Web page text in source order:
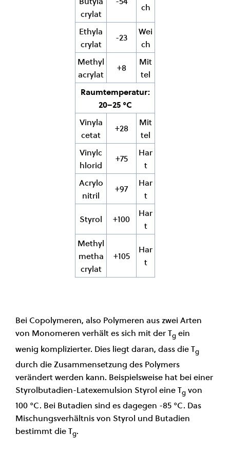
crylat
ch
Ethyla
crylat
-23
Wei
ch
Methyl
acrylat
+8
Mit
tel
Raumtemperatur:
20–25 °C
Vinyla
cetat
+28
Mit
tel
Vinylc
hlorid
+75
Har
t
Acrylo
nitril
+97
Har
t
Styrol
+100
Har
t
Methyl
metha
crylat
+105
Har
t
Bei Copolymeren, also Polymeren aus zwei Arten
von Monomeren verhält es sich mit der Tg ein
wenig komplizierter. Dies liegt daran, dass die Tg
durch die Zusammensetzung des Polymers
verändert werden kann. Beispielsweise hat bei einer
Styrolbutadien-Latexemulsion Styrol eine Tg von
100 °C. Bei Butadien sind es dagegen -85 °C. Das
Mischungsverhältnis von Styrol und Butadien
bestimmt die Tg.